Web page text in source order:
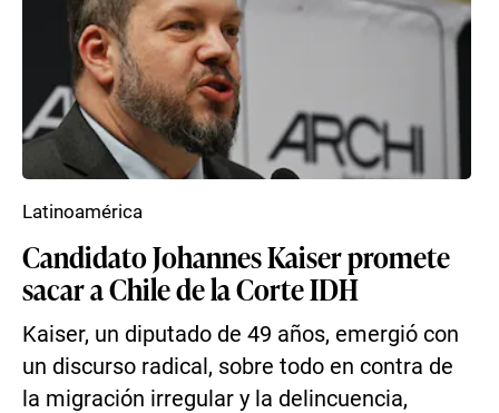
Candidato Johannes Kaiser promete
sacar a Chile de la Corte IDH
Kaiser, un diputado de 49 años, emergió con
un discurso radical, sobre todo en contra de
la migración irregular y la delincuencia,
Latinoamérica